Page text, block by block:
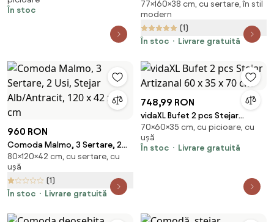
În stoc
Vesper 160 cm - kashmir / nuc /
mânere aurii
77×160×38 cm, cu sertare, în stil
modern
(1)
În stoc
Livrare gratuită
960 RON
Comoda Malmo, 3 Sertare, 2
Usi, Stejar Alb/Antracit, 120 x 42
x 80 cm
80×120×42 cm, cu sertare, cu
ușă
(1)
În stoc
Livrare gratuită
748,99 RON
vidaXL Bufet 2 pcs Stejar
Artizanal 60 x 35 x 70 cm
70×60×35 cm, cu picioare, cu
ușă
În stoc
Livrare gratuită